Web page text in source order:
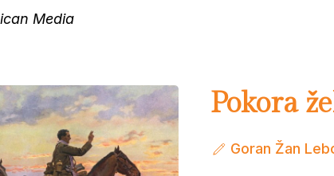
Media
Pokora
Goran Žan